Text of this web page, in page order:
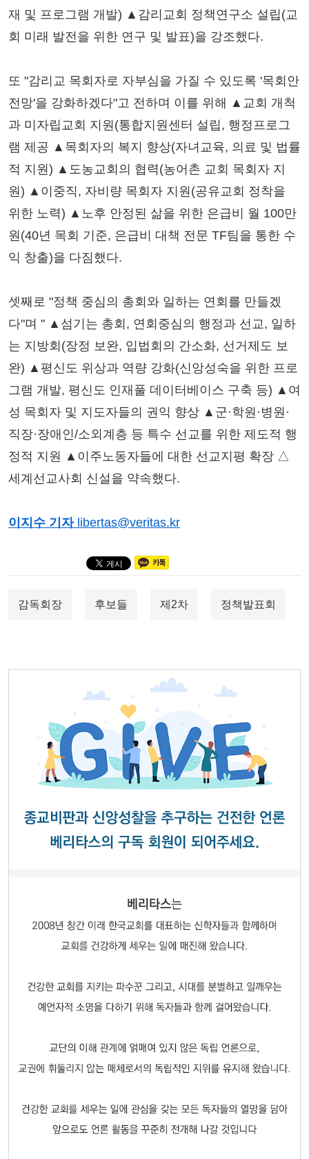
재 및 프로그램 개발) ▲감리교회 정책연구소 설립(교
회 미래 발전을 위한 연구 및 발표)을 강조했다.
또 "감리교 목회자로 자부심을 가질 수 있도록 '목회안
전망'을 강화하겠다"고 전하며 이를 위해 ▲교회 개척
과 미자립교회 지원(통합지원센터 설립, 행정프로그
램 제공 ▲목회자의 복지 향상(자녀교육, 의료 및 법률
적 지원) ▲도농교회의 협력(농어촌 교회 목회자 지
원) ▲이중직, 자비량 목회자 지원(공유교회 정착을
위한 노력) ▲노후 안정된 삶을 위한 은급비 월 100만
원(40년 목회 기준, 은급비 대책 전문 TF팀을 통한 수
익 창출)을 다짐했다.
셋째로 "정책 중심의 총회와 일하는 연회를 만들겠
다"며 " ▲섬기는 총회, 연회중심의 행정과 선교, 일하
는 지방회(장정 보완, 입법회의 간소화, 선거제도 보
완) ▲평신도 위상과 역량 강화(신앙성숙을 위한 프로
그램 개발, 평신도 인재풀 데이터베이스 구축 등) ▲여
성 목회자 및 지도자들의 권익 향상 ▲군·학원·병원·
직장·장애인/소외계층 등 특수 선교를 위한 제도적 행
정적 지원 ▲이주노동자들에 대한 선교지평 확장 △
세계선교사회 신설을 약속했다.
이지수 기자 libertas@veritas.kr
감독회장 후보들 제2차 정책발표회